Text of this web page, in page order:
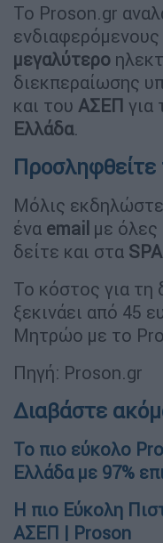
Το Proson.gr
ενδιαφερόμενους
μεγαλύτερο
διεκπεραίωσης
και του ΑΣΕΠ για
Ελλάδα.
Μόλις
ένα email με όλες
δείτε και στα
Το κόστος για τη
ξεκινάει από 45
Μητρώο με το
Πηγή: Proson.gr
Διαβάστε
Το πιο εύκολο
Ελλάδα με 97%
Η πιο Εύκολη
ΑΣΕΠ | Proson